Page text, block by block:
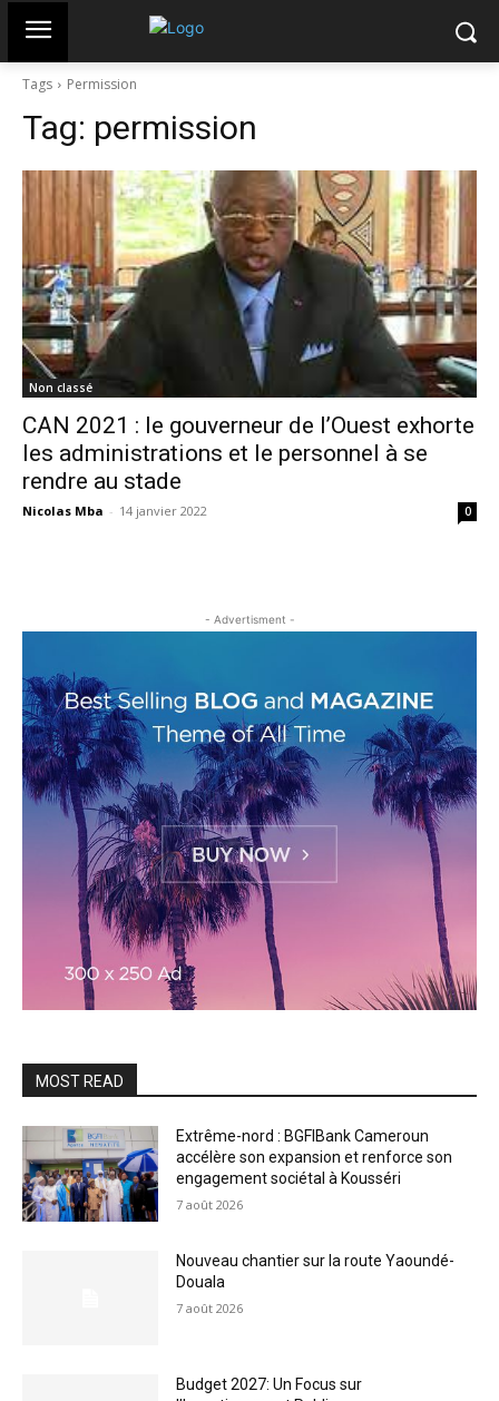
Tags Permission
Tag: permission
Non classé
CAN 2021 : le gouverneur de l’Ouest exhorte
les administrations et le personnel à se
rendre au stade
Nicolas Mba - 14 janvier 2022 0
- Advertisment -
MOST READ
Extrême-nord : BGFIBank Cameroun
accélère son expansion et renforce son
engagement sociétal à Kousséri
7 août 2026
Nouveau chantier sur la route Yaoundé-
Douala
7 août 2026
Budget 2027: Un Focus sur